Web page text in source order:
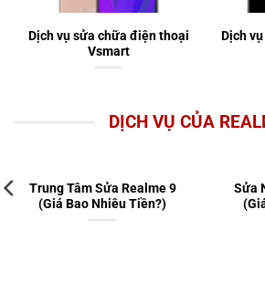
Dịch vụ sửa chữa điện thoại
Vsmart
Dịch
DỊCH VỤ CỦA
Trung Tâm Sửa Realme 9
(Giá Bao Nhiêu Tiền?)
Sửa